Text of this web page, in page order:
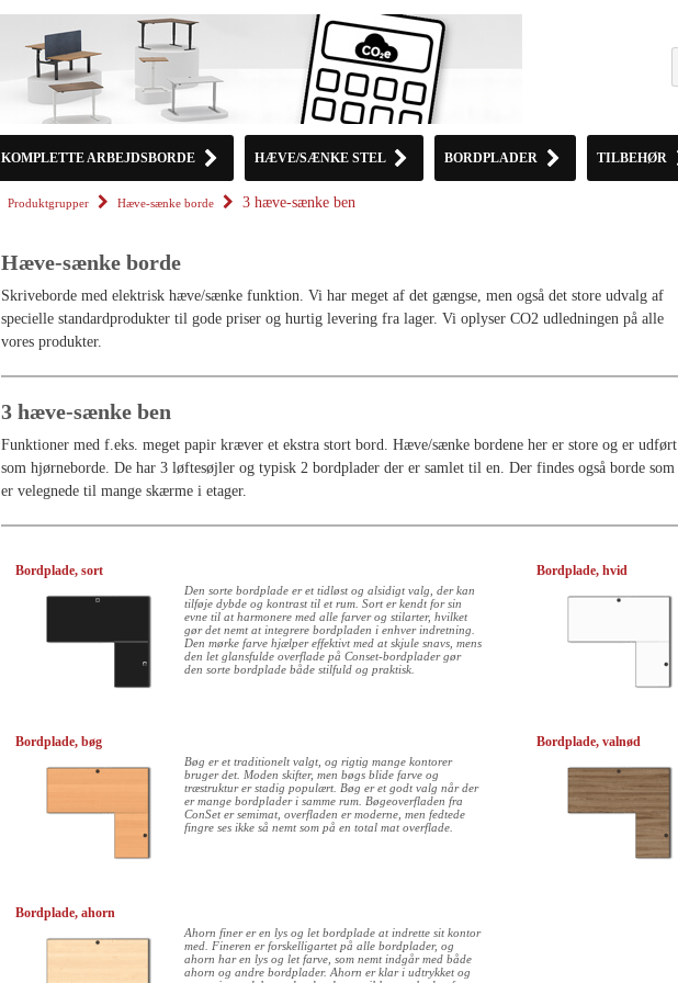
KOMPLETTE ARBEJDSBORDE HÆVE/SÆNKE STEL BORDPLADER TILBEHØR
Produktgrupper Hæve-sænke borde 3 hæve-sænke ben
Hæve-sænke borde
Skriveborde med elektrisk hæve/sænke funktion. Vi har meget af det gængse, men også det store udvalg af
specielle standardprodukter til gode priser og hurtig levering fra lager. Vi oplyser CO2 udledningen på alle
vores produkter.
3 hæve-sænke ben
Funktioner med f.eks. meget papir kræver et ekstra stort bord. Hæve/sænke bordene her er store og er udført
som hjørneborde. De har 3 løftesøjler og typisk 2 bordplader der er samlet til en. Der findes også borde som
er velegnede til mange skærme i etager.
Bordplade, sort
Den sorte bordplade er et tidløst og alsidigt valg, der kan
tilføje dybde og kontrast til et rum. Sort er kendt for sin
evne til at harmonere med alle farver og stilarter, hvilket
gør det nemt at integrere bordpladen i enhver indretning.
Den mørke farve hjælper effektivt med at skjule snavs, mens
den let glansfulde overflade på Conset-bordplader gør
den sorte bordplade både stilfuld og praktisk.
Bordplade, hvid
Bordplade, bøg
Bøg er et traditionelt valgt, og rigtig mange kontorer
bruger det. Moden skifter, men bøgs blide farve og
træstruktur er stadig populært. Bøg er et godt valg når der
er mange bordplader i samme rum. Bøgeoverfladen fra
ConSet er semimat, overfladen er moderne, men fedtede
fingre ses ikke så nemt som på en total mat overflade.
Bordplade, valnød
Bordplade, ahorn
Ahorn finer er en lys og let bordplade at indrette sit kontor
med. Fineren er forskelligartet på alle bordplader, og
ahorn har en lys og let farve, som nemt indgår med både
ahorn og andre bordplader. Ahorn er klar i udtrykket og